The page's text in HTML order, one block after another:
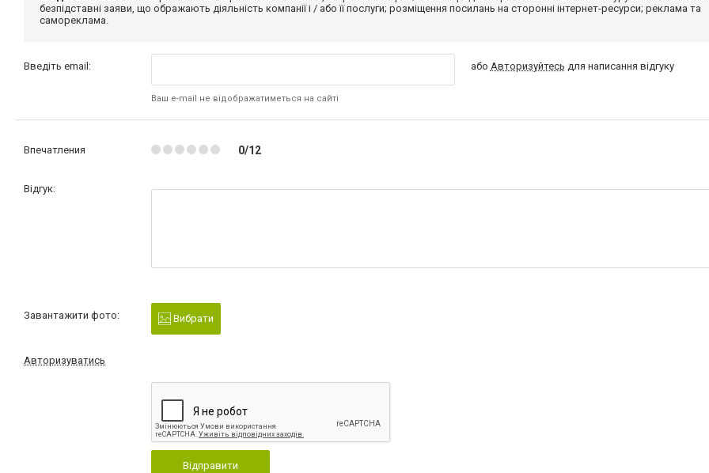
безпідставні заяви, що ображають діяльність компанії і / або її послуги; розміщення посилань на сторонні інтернет-ресурси; реклама та
самореклама.
Введіть email:
Ваш e-mail не відображатиметься на сайті
або Авторизуйтесь для написання відгуку
Впечатления 0/12
Відгук:
Завантажити фото: Вибрати
Авторизуватись
Відправити